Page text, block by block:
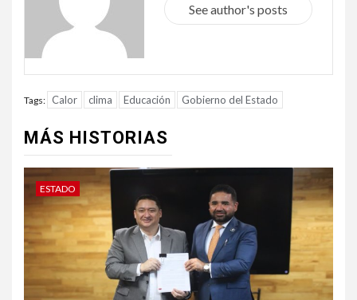
See author's posts
Tags: Calor clima Educación Gobierno del Estado
MÁS HISTORIAS
ESTADO